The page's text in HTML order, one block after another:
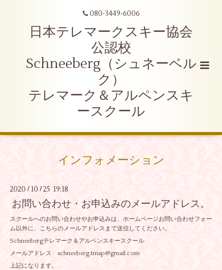
080-3449-6006
日本テレマークスキー協会
公認校
Schneeberg（シュネーベル
ク）
テレマーク＆アルペンスキ
ースクール
インフォメーション
2020 / 10 / 25 19:18
お問い合わせ・お申込みのメールアドレス。
スクールへのお問い合わせやお申込みは、ホームページお問い合わせフォー
ム以外に、こちらのメールアドレスまで送信してください。
Schneebergテレマーク＆アルペンスキースクール
メールアドレス schneeberg.tmap@gmail.com
上記になります。